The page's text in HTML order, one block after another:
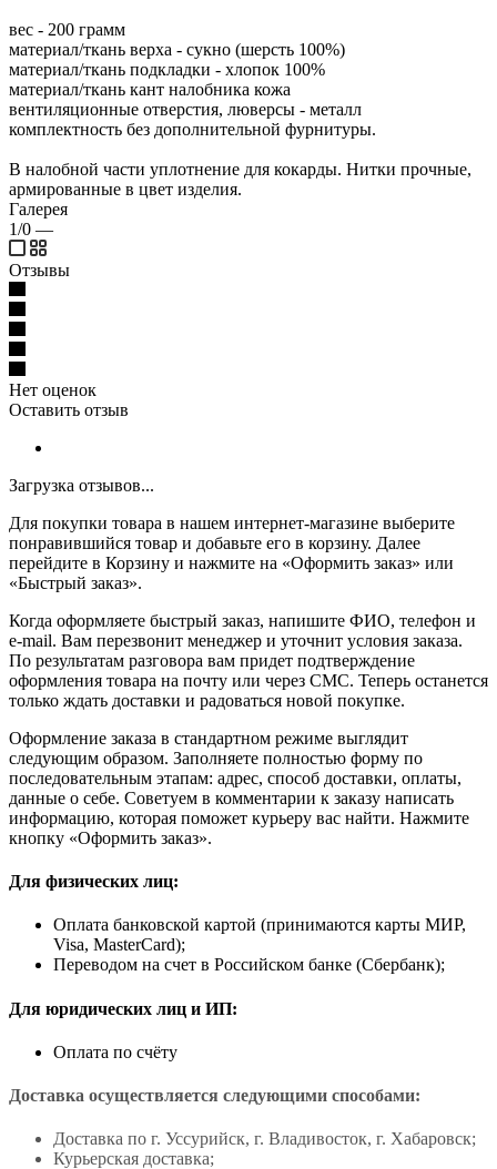
вес - 200 грамм
материал/ткань верха - сукно (шерсть 100%)
материал/ткань подкладки - хлопок 100%
материал/ткань кант налобника кожа
вентиляционные отверстия, люверсы - металл
комплектность без дополнительной фурнитуры.
В налобной части уплотнение для кокарды. Нитки прочные,
армированные в цвет изделия.
Галерея
1/0 —
Отзывы
Нет оценок
Оставить отзыв
Загрузка отзывов...
Для покупки товара в нашем интернет-магазине выберите
понравившийся товар и добавьте его в корзину. Далее
перейдите в Корзину и нажмите на «Оформить заказ» или
«Быстрый заказ».
Когда оформляете быстрый заказ, напишите ФИО, телефон и
e-mail. Вам перезвонит менеджер и уточнит условия заказа.
По результатам разговора вам придет подтверждение
оформления товара на почту или через СМС. Теперь останется
только ждать доставки и радоваться новой покупке.
Оформление заказа в стандартном режиме выглядит
следующим образом. Заполняете полностью форму по
последовательным этапам: адрес, способ доставки, оплаты,
данные о себе. Советуем в комментарии к заказу написать
информацию, которая поможет курьеру вас найти. Нажмите
кнопку «Оформить заказ».
Для физических лиц:
Оплата банковской картой (принимаются карты МИР,
Visa, MasterCard);
Переводом на счет в Российском банке (Сбербанк);
Для юридических лиц и ИП:
Оплата по счёту
Доставка осуществляется следующими способами:
Доставка по г. Уссурийск, г. Владивосток, г. Хабаровск;
Курьерская доставка;